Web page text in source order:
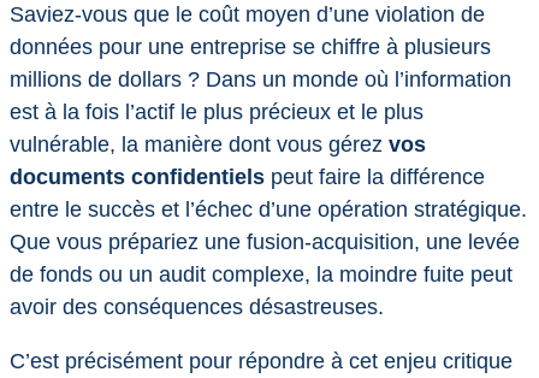
Saviez-vous que le coût moyen d’une violation de
données pour une entreprise se chiffre à plusieurs
millions de dollars ? Dans un monde où l’information
est à la fois l’actif le plus précieux et le plus
vulnérable, la manière dont vous gérez vos
documents confidentiels peut faire la différence
entre le succès et l’échec d’une opération stratégique.
Que vous prépariez une fusion-acquisition, une levée
de fonds ou un audit complexe, la moindre fuite peut
avoir des conséquences désastreuses.
C’est précisément pour répondre à cet enjeu critique